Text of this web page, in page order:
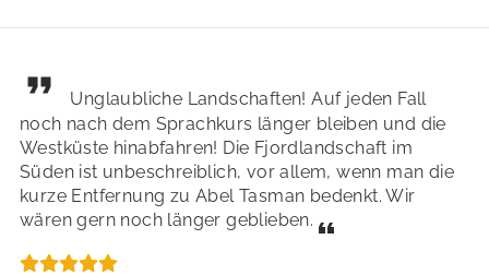
Unglaubliche Landschaften! Auf jeden Fall
noch nach dem Sprachkurs länger bleiben und die
Westküste hinabfahren! Die Fjordlandschaft im
Süden ist unbeschreiblich, vor allem, wenn man die
kurze Entfernung zu Abel Tasman bedenkt. Wir
wären gern noch länger geblieben.